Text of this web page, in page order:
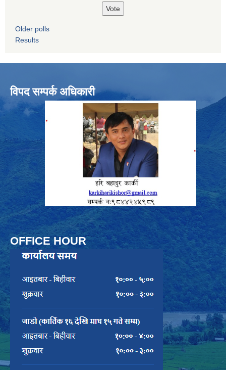
Older polls
Results
विपद सम्पर्क अधिकारी
OFFICE HOUR